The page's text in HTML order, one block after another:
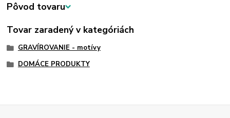
Pôvod tovaru
Tovar zaradený v kategóriách
GRAVÍROVANIE - motívy
DOMÁCE PRODUKTY